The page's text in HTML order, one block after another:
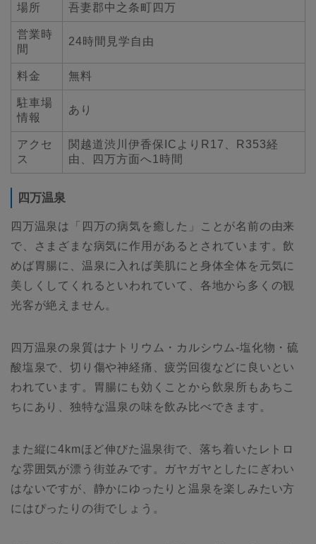
場所 吾妻郡中之条町四万
営業時
間
24時間見学自由
料金 無料
駐車場
情報
あり
アクセ
ス
関越道渋川伊香保ICよりR17、R353経
由、四万方面へ1時間
四万温泉
四万温泉は「四万の病気を癒した」ことが名前の由来
で、さまざまな病気に作用があるとされています。飲
めば胃腸に、温泉に入れば美肌にと身体全体を元気に
美しくしてくれるといわれていて、各地から多くの観
光客が絶えません。
四万温泉の泉質はナトリウム・カルシウム-塩化物・硫
酸塩泉で、切り傷や神経痛、疲労回復などに良いとい
われています。胃腸にも効くことから飲泉所もあちこ
ちにあり、独特な温泉の味を飲み比べできます。
また縦に4kmほど伸びた温泉街で、落ち着いたレトロ
な雰囲気が漂う街並みです。ガヤガヤとしたにぎわい
はないですが、静かにゆったりと温泉を楽しみたい方
にはぴったりの街でしょう。